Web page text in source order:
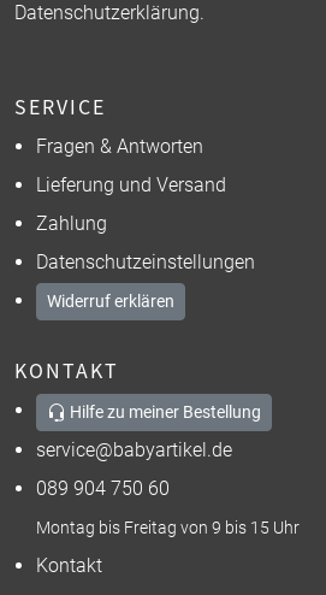
Datenschutzerklärung.
SERVICE
Fragen & Antworten
Lieferung und Versand
Zahlung
Datenschutzeinstellungen
Widerruf erklären
KONTAKT
Hilfe zu meiner Bestellung
service@babyartikel.de
089 904 750 60
Montag bis Freitag von 9 bis 15 Uhr
Kontakt